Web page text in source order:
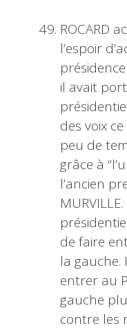
ROCARD
l’espoir
il avait
des voix
peu de
grâce à
l’ancien
de faire
la
entrer au
gauche
contre les